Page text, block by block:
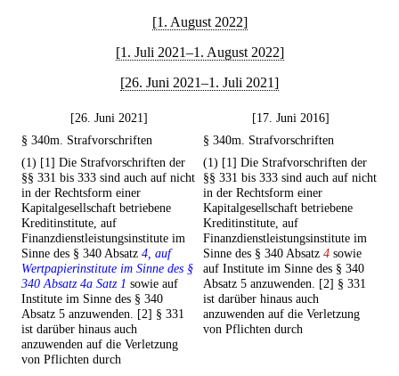
[1. August 2022]
[1. Juli 2021–1. August 2022]
[26. Juni 2021–1. Juli 2021]
[26. Juni 2021]
[17. Juni 2016]
§ 340m. Strafvorschriften
§ 340m. Strafvorschriften
(1) [1] Die Strafvorschriften der
§§ 331 bis 333 sind auch auf nicht
in der Rechtsform einer
Kapitalgesellschaft betriebene
Kreditinstitute, auf
Finanzdienstleistungsinstitute im
Sinne des § 340 Absatz 4, auf
Wertpapierinstitute im Sinne des §
340 Absatz 4a Satz 1 sowie auf
Institute im Sinne des § 340
Absatz 5 anzuwenden. [2] § 331
ist darüber hinaus auch
anzuwenden auf die Verletzung
von Pflichten durch
(1) [1] Die Strafvorschriften der
§§ 331 bis 333 sind auch auf nicht
in der Rechtsform einer
Kapitalgesellschaft betriebene
Kreditinstitute, auf
Finanzdienstleistungsinstitute im
Sinne des § 340 Absatz 4 sowie
auf Institute im Sinne des § 340
Absatz 5 anzuwenden. [2] § 331
ist darüber hinaus auch
anzuwenden auf die Verletzung
von Pflichten durch